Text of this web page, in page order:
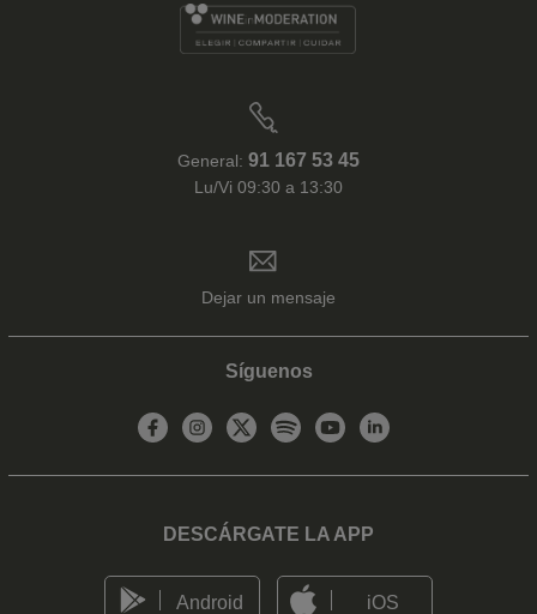
General: 91 167 53 45
Lu/Vi 09:30 a 13:30
Dejar un mensaje
Síguenos
DESCÁRGATE LA APP
Android iOS